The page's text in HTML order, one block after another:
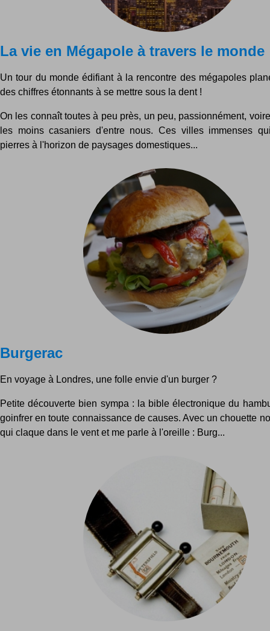
La vie en Mégapole à travers le monde
Un tour du monde édifiant à la rencontre des mégapoles
des chiffres étonnants à se mettre sous la dent !
On les connaît toutes à peu près, un peu, passionnément,
les moins casaniers d'entre nous. Ces villes immenses
pierres à l'horizon de paysages domestiques...
Burgerac
En voyage à Londres, une folle envie d'un burger ?
Petite découverte bien sympa : la bible électronique du
goinfrer en toute connaissance de causes. Avec un chouette
qui claque dans le vent et me parle à l'oreille : Burg...